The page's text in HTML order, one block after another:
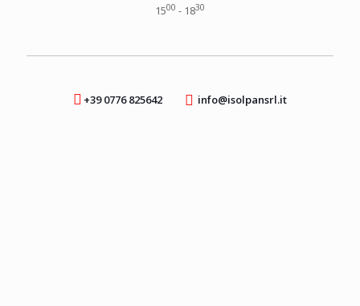
1500 - 1830
+39 0776 825642 info@isolpansrl.it